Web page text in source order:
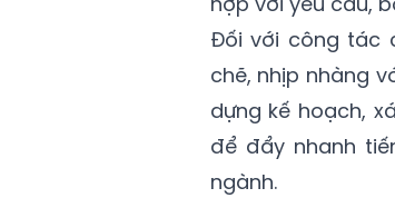
Đối với công tác
chẽ, nhịp nhàng
dựng kế hoạch,
để đẩy nhanh
ngành.